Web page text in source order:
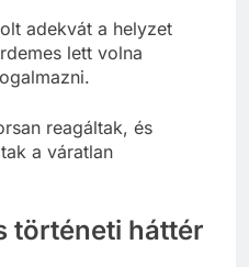
adekvát a helyzet
lett volna
reagáltak, és
a váratlan
történeti háttér